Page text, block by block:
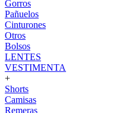
Gorros
Pañuelos
Cinturones
Otros
Bolsos
LENTES
VESTIMENTA
+
Shorts
Camisas
Remeras